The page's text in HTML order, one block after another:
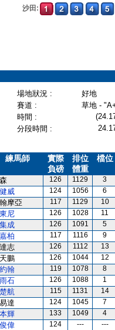
沙田:
場地狀況 :
好地
賽道 :
草地 -
時間 :
分段時間 :
練馬師
實際
負磅
排位
體重
檔位
126 1129 3
威 124 1056 6
摩亞 117 1129 10
尼 126 1028 11
成 126 1091 5
柏 117 1116 9
志 126 1112 13
鵬 126 1044 12
翰 119 1078 8
石 126 1088 1
航 115 1131 14
達 124 1045 7
輝 133 1049 4
偉 124 --- ---